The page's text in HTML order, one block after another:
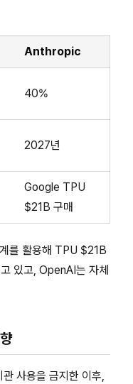
Anthropic
40%
2027년
Google TPU
$21B 구매
를 활용해 TPU $21B
있고, OpenAI는 자체
사용을 금지한 이후,